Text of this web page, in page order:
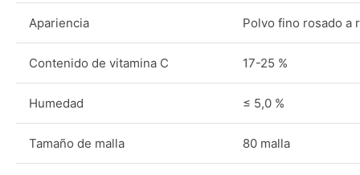
Apariencia Polvo fino rosado a
Contenido de vitamina C 17-25 %
Humedad ≤ 5,0 %
Tamaño de malla 80 malla